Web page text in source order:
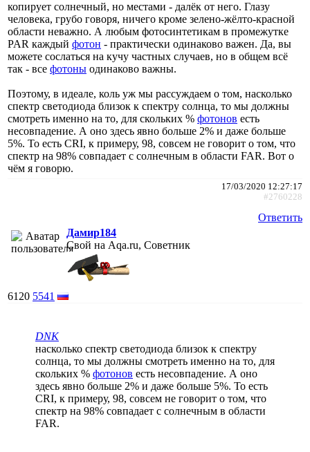
копирует солнечный, но местами - далёк от него. Глазу
человека, грубо говоря, ничего кроме зелено-жёлто-красной
области неважно. А любым фотосинтетикам в промежутке
PAR каждый фотон - практически одинаково важен. Да, вы
можете сослаться на кучу частных случаев, но в общем всё
так - все фотоны одинаково важны.
Поэтому, в идеале, коль уж мы рассуждаем о том, насколько
спектр светодиода близок к спектру солнца, то мы должны
смотреть именно на то, для скольких % фотонов есть
несовпадение. А оно здесь явно больше 2% и даже больше
5%. То есть CRI, к примеру, 98, совсем не говорит о том, что
спектр на 98% совпадает с солнечным в области FAR. Вот о
чём я говорю.
17/03/2020 12:27:17
#2760228
Ответить
Дамир184
Свой на Aqa.ru, Советник
6120 5541
DNK
насколько спектр светодиода близок к спектру
солнца, то мы должны смотреть именно на то, для
скольких % фотонов есть несовпадение. А оно
здесь явно больше 2% и даже больше 5%. То есть
CRI, к примеру, 98, совсем не говорит о том, что
спектр на 98% совпадает с солнечным в области
FAR.